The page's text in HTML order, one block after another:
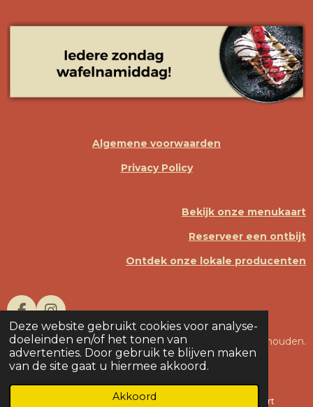
Deze website gebruikt cookies voor analyse-
doeleinden en/of het tonen van
advertenties. Door gebruik te blijven maken
van de site gaat u hiermee akkoord.
Akkoord
Algemene voorwaarden
Privacy Policy
Bekijk onze menukaart
Reserveer een ontbijt
Ontdek onze lokale producenten
A
C
E
B
O
N
S
T
A
G
© 2026 Bon Appetine. Alle rechten voorbehouden.
Telefoonnummer Kaart